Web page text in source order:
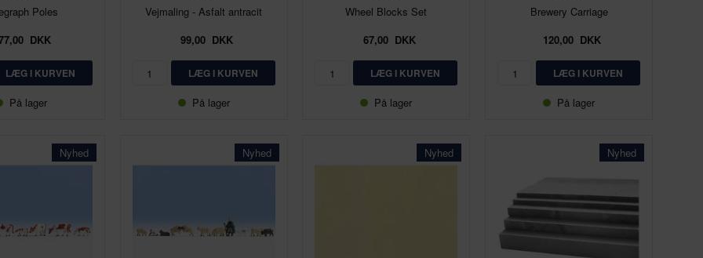
Poles
DKK
På lager
Vejmaling - Asfalt antracit
99,00 DKK
På lager
Wheel Blocks Set
67,00DKK
På lager
Brewery Carriage
120,00 DKK
På lager
Nyhed Nyhed Nyhed Nyhed